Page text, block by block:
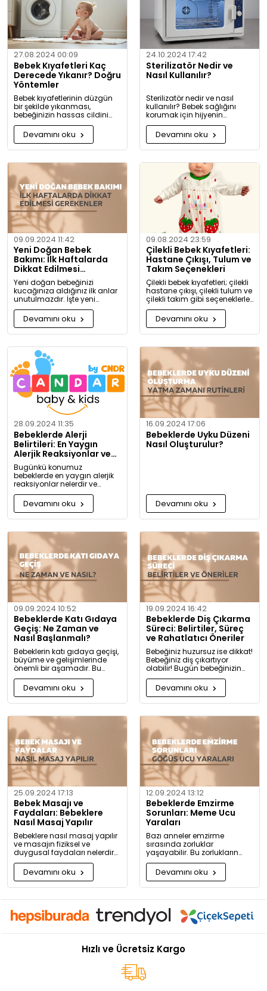
27.08.2024 00:09
Bebek Kıyafetleri Kaç
Derecede Yıkanır? Doğru
Yöntemler
Bebek kıyafetlerinin düzgün
bir şekilde yıkanması,
bebeğinizin hassas cildini
korumak için oldukça
önemlidir. Bu rehberde, bebek
giysilerinizi nasıl ve hangi
koşullarda yıkamanız
bilgiler bulacaksınız.
Devamını oku
24.10.2024 17:42
Sterilizatör Nedir ve
Nasıl Kullanılır?
Sterilizatör nedir ve nasıl
kullanılır? Bebek sağlığını
korumak için hijyenin
önemini keşfedin. Buharlı ve
UV sterilizatörlerle mikroplara
karşı tam koruma!
Devamını oku
09.09.2024 11:42
Yeni Doğan Bebek
Bakımı: İlk Haftalarda
Dikkat Edilmesi
Gerekenler
Yeni doğan bebeğinizi
kucağınıza aldığınız ilk anlar
unutulmazdır. İşte yeni
doğan bebek bakımında
dikkat etmeniz gerekenler:
Devamını oku
09.08.2024 23:59
Çilekli Bebek Kıyafetleri:
Hastane Çıkışı, Tulum ve
Takım Seçenekleri
Çilekli bebek kıyafetleri; çilekli
hastane çıkışı, çilekli tulum ve
çilekli takım gibi seçeneklerle
bebeğinize tatlılık katıyor. Kız
ve erkek bebekler için özel
tasarlanmış, organik
pamuktan üretilmiş şık ve
Devamını oku
28.09.2024 11:35
Bebeklerde Alerji
Belirtileri: En Yaygın
Alerjik Reaksiyonlar ve
Önlemleri
Bugünkü konumuz
bebeklerde en yaygın alerjik
reaksiyonlar nelerdir ve
alerjiye karşı nasıl önlem
alınabilir? Artık alerjiye karşı
daha bilgili olacaksınız!
Devamını oku
16.09.2024 17:06
Bebeklerde Uyku Düzeni
Nasıl Oluşturulur?
Devamını oku
09.09.2024 10:52
Bebeklerde Katı Gıdaya
Geçiş: Ne Zaman ve
Nasıl Başlanmalı?
Bebeklerin katı gıdaya geçişi,
büyüme ve gelişimlerinde
önemli bir aşamadır. Bu
konuda bilmeniz gerekenleri
detaylıca anlattık!
Devamını oku
19.09.2024 16:42
Bebeklerde Diş Çıkarma
Süreci: Belirtiler, Süreç
ve Rahatlatıcı Öneriler
Bebeğiniz huzursuz ise dikkat!
Bebeğiniz diş çıkartıyor
olabilir! Bugün bebeğinizin
diş çıkarma belirtilerini ve sizi
rahatlatacak önerileri
paylaşıyoruz.
Devamını oku
25.09.2024 17:13
Bebek Masajı ve
Faydaları: Bebeklere
Nasıl Masaj Yapılır
Bebeklere nasıl masaj yapılır
ve masajın fiziksel ve
duygusal faydaları nelerdir?
Neden bugüne kadar masaj
yapmadığınıza pişman
olacaksınız!
Devamını oku
12.09.2024 13:12
Bebeklerde Emzirme
Sorunları: Meme Ucu
Yaraları
Bazı anneler emzirme
sırasında zorluklar
yaşayabilir. Bu zorlukların
başında meme ucu yaraları
ve emzirme sırasında
hissedilen acı gelir.
Devamını oku
Hızlı ve Ücretsiz Kargo